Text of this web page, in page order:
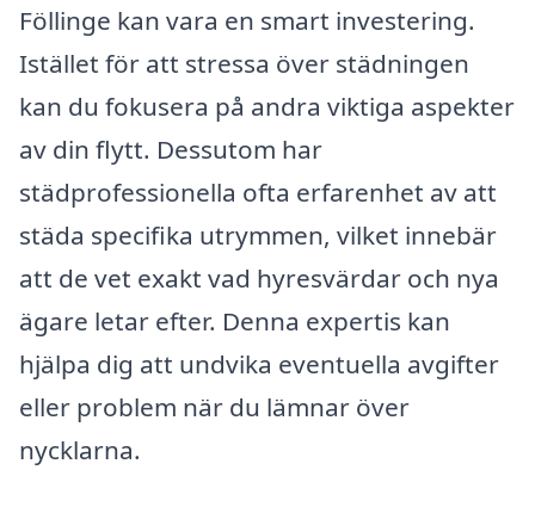
Föllinge kan vara en smart investering.
Istället för att stressa över städningen
kan du fokusera på andra viktiga aspekter
av din flytt. Dessutom har
städprofessionella ofta erfarenhet av att
städa specifika utrymmen, vilket innebär
att de vet exakt vad hyresvärdar och nya
ägare letar efter. Denna expertis kan
hjälpa dig att undvika eventuella avgifter
eller problem när du lämnar över
nycklarna.